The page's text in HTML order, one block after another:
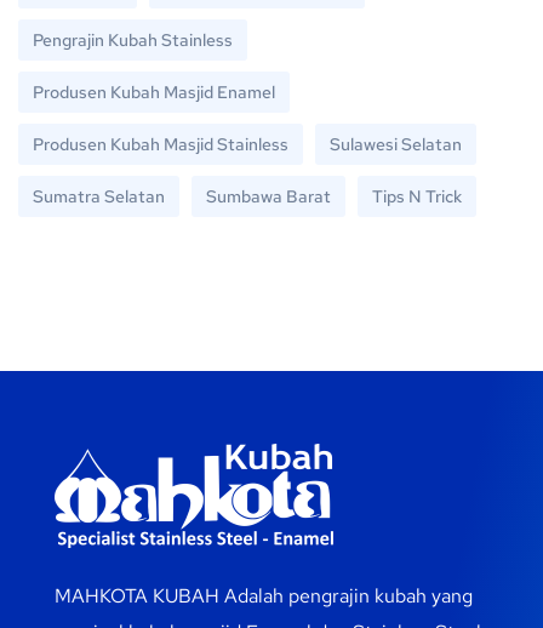
Pengrajin Kubah Stainless
Produsen Kubah Masjid Enamel
Produsen Kubah Masjid Stainless Sulawesi Selatan
Sumatra Selatan Sumbawa Barat Tips N Trick
MAHKOTA KUBAH Adalah pengrajin kubah yang